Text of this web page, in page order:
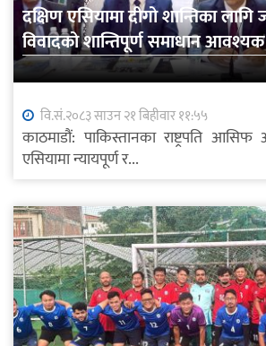
दक्षिण एसियामा दीगो शान्तिका
विवादको शान्तिपूर्ण समाधान आवश्यक
वि.सं.२०८३ साउन २१ बिहीवार ११:५५
काठमाडौं: पाकिस्तानका राष्ट्रपति आसिफ
एसियामा न्यायपूर्ण र...